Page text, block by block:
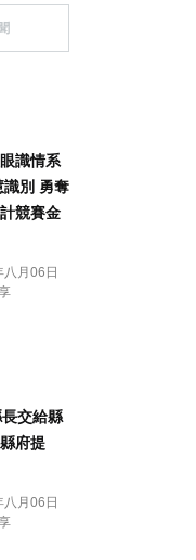
識情系
識別 勇奪
競賽金
月06日
交給縣
府提
月06日